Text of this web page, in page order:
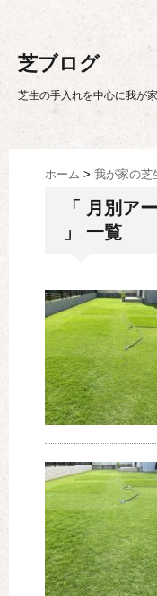
芝ブログ
芝生の手入れを中心に我が
ホーム > 我が家の芝
「 月別ア
」 一覧